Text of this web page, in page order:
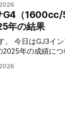
も併用開始 冬場の
らどうぞー。
録 （過去記事一覧はこ
すりこむ 4. 網の上に乗せ
させる 1. 日数はお好みで
ら毎日裏返す 6. 取
る 7. 美味しいねー 安全
か、食中毒を予
大丈夫か、とか
思うよー。 緒言 コパヤ
、いままで病気
最近になって子
したりと、服薬や
した。そのとき
太ももを触った
G4（
年の結果
。 今日はGJ3イ
2025年の成績に